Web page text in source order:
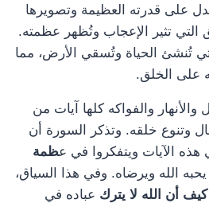
على قدرته العظيمة وتصويرها
تثير الإعجاب وتُظهر عظمته.
تُنشئ الحياة وتُسقي الأرض، مما
على الخلق.
والأنهار والفواكه كلها آيات من
وتنوع خلقه. وتذكر السورة أن
هذه الآيات ويتفكروا في عظمة
يحبه الله ويرضاه. وفي هذا السياق،
كيف أن الله لا يترك عباده في